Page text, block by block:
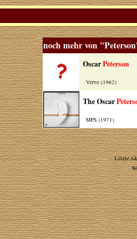
noch mehr von
OscarPeterson
Verve (1962)
The Oscar
MPS (1971)
Letzte